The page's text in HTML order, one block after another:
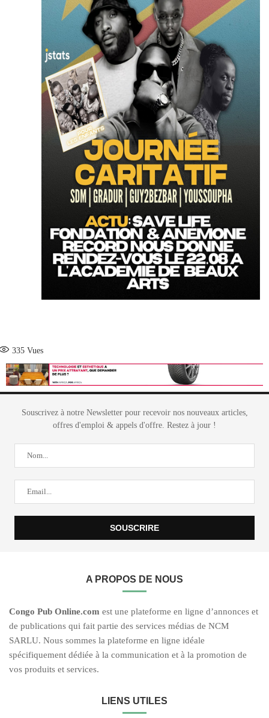
335 Vues
Souscrivez à notre Newsletter pour recevoir nos nouveaux articles,
offres d'emploi & appels d'offre. Restez à jour !
A PROPOS DE NOUS
Congo Pub Online.com est une plateforme en ligne d’annonces et
de publications qui fait partie des services médias de NCM
SARLU. Nous sommes la plateforme en ligne idéale
spécifiquement dédiée à la communication et à la promotion de
vos produits et services.
LIENS UTILES